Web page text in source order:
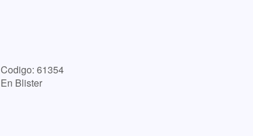
Codigo: 61354
En Blister